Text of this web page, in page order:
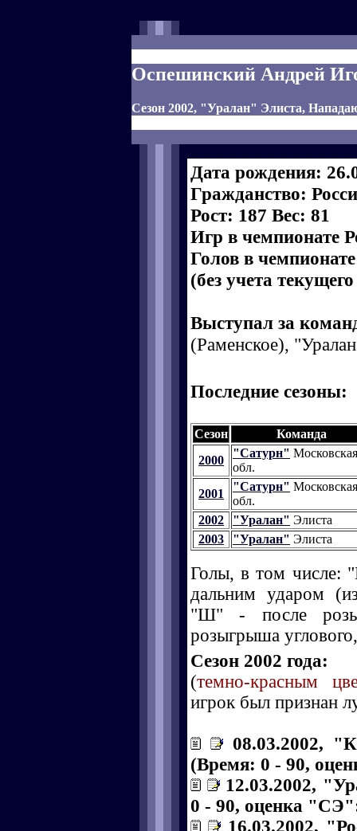
Оспешинский Андрей
Сезон 2002, "Уралан" Элиста,
Дата рождения:
Гражданство:
Рост: 187 Вес: 81
Игр в чемпионате
Голов в
(без учета
Выступал за
(Раменское),
Последние сезоны:
Сезон
Команда
2000
"Сатурн" Московская
обл.
2001
"Сатурн" Московская
обл.
2002
"Уралан" Элиста
2003
"Уралан" Элиста
Голы, в том числе:
дальним ударом
"Ш" - после
розыгрыша
Сезон 2002 года:
(темно-красным
игрок был признан
08.03.2002,
(Время: 0 - 90,
12.03.2002,
0 - 90, оценка
16.03.2002,